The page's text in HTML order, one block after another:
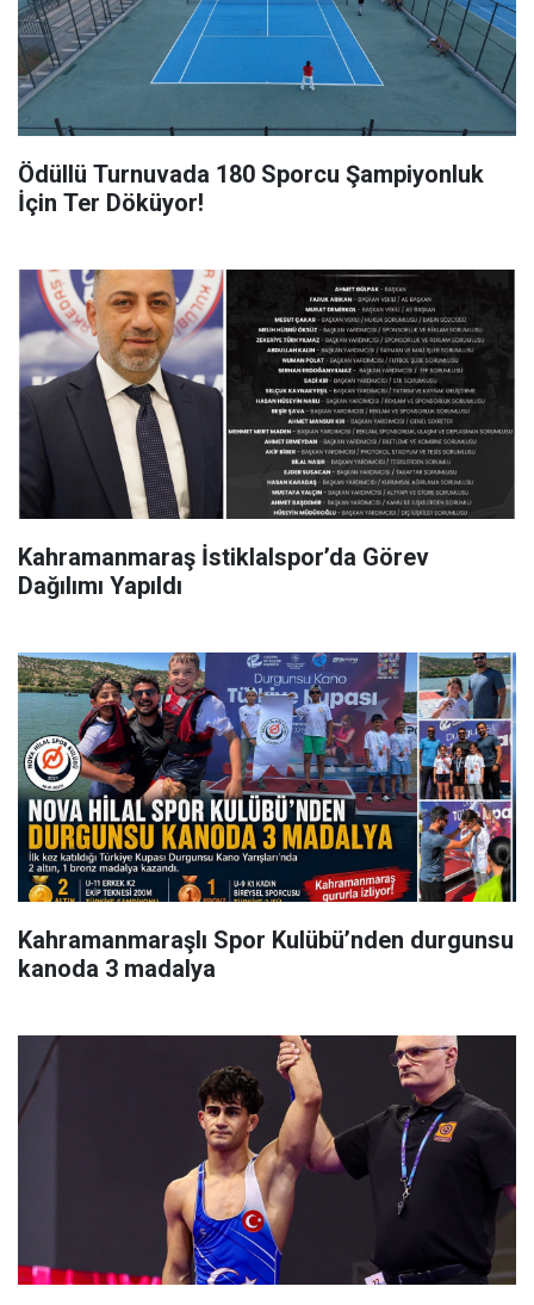
Ödüllü Turnuvada 180 Sporcu Şampiyonluk
İçin Ter Döküyor!
Kahramanmaraş İstiklalspor’da Görev
Dağılımı Yapıldı
Kahramanmaraşlı Spor Kulübü’nden durgunsu
kanoda 3 madalya